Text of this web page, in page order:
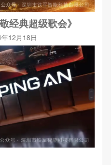
经典超级歌会》
12月18日